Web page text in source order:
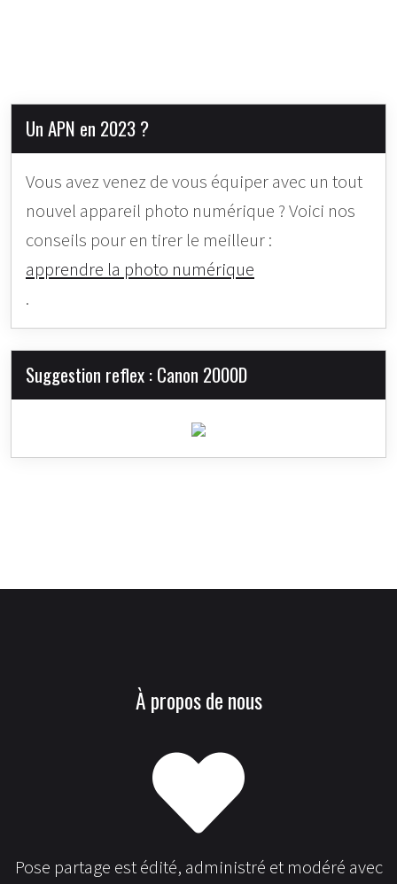
Un APN en 2023 ?
Vous avez venez de vous équiper avec un tout
nouvel appareil photo numérique ? Voici nos
conseils pour en tirer le meilleur :
apprendre la photo numérique
.
Suggestion reflex : Canon 2000D
À propos de nous
Pose partage est édité, administré et modéré avec